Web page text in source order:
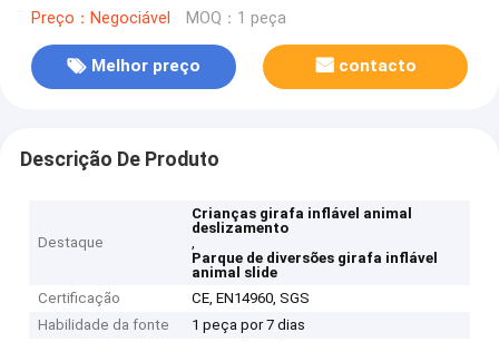
Preço：Negociável MOQ：1 peça
Melhor preço contacto
Descrição De Produto
Destaque
Crianças girafa inflável animal
deslizamento
,
Parque de diversões girafa inflável
animal slide
Certificação
CE, EN14960, SGS
Habilidade da fonte
1 peça por 7 dias